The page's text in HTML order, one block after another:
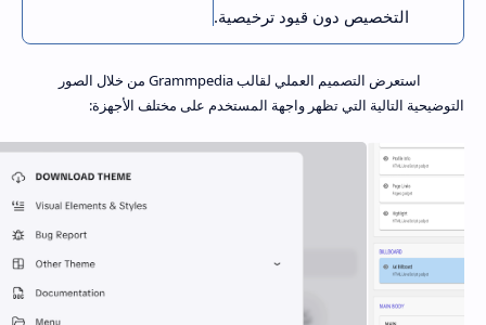
التخصيص دون قيود ترخيصية.
استعرض التصميم العملي لقالب Grammpedia من خلال الصور
التوضيحية التالية التي تظهر واجهة المستخدم على مختلف الأجهزة: